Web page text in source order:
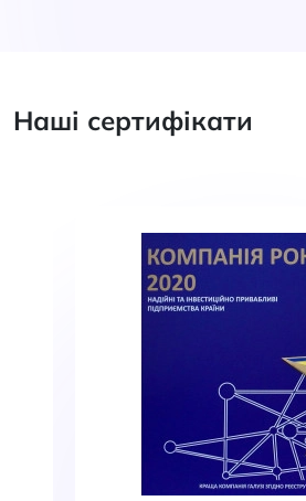
Наші сертифікати